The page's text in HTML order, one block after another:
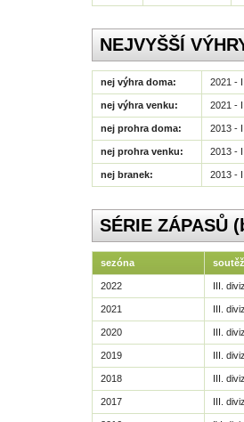
NEJVYŠŠÍ
nej výhra doma: 2021 -
nej výhra venku: 2021 -
nej prohra doma: 2013 -
nej prohra venku: 2013 -
nej branek: 2013 -
SÉRIE ZÁPASŮ
sezóna soutěž
2022 III.
2021 III.
2020 III.
2019 III.
2018 III.
2017 III.